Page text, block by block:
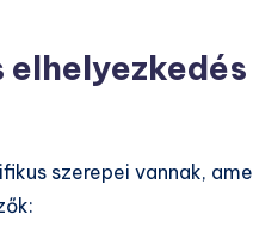
szerepei vannak,